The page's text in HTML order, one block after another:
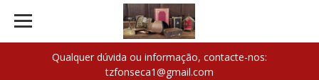
Qualquer dúvida ou informação, contacte-nos:
tzfonseca1@gmail.com